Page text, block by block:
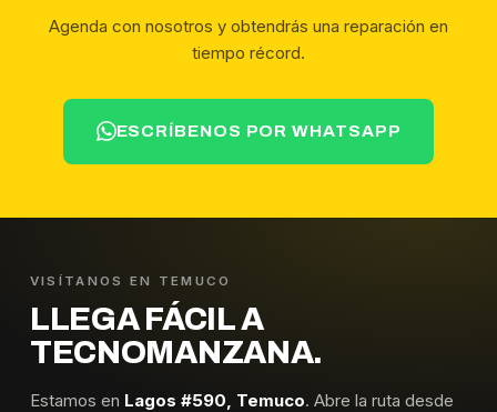
Agenda con nosotros y obtendrás una reparación en
tiempo récord.
ESCRÍBENOS POR WHATSAPP
VISÍTANOS EN TEMUCO
LLEGA FÁCIL A
TECNOMANZANA.
Estamos en Lagos #590, Temuco. Abre la ruta desde